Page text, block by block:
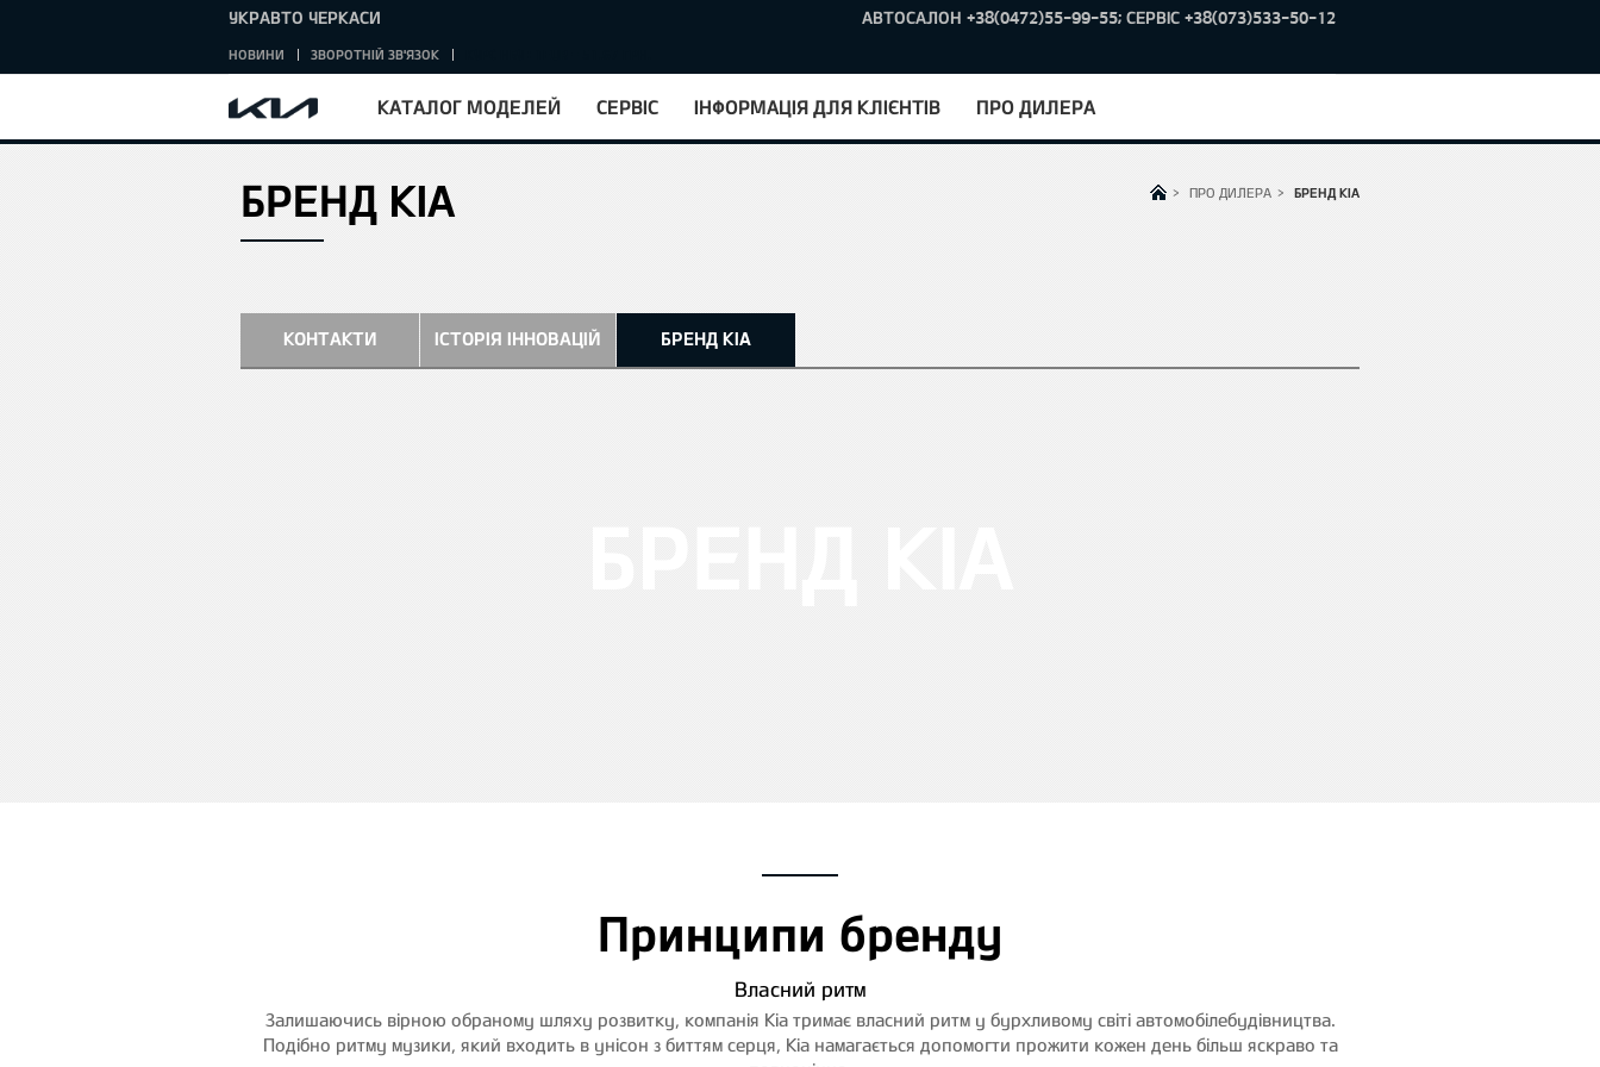
КАТАЛОГ МОДЕЛЕЙ СЕРВІС ІНФОРМАЦІЯ ДЛЯ КЛІЄНТІВ ПРО ДИЛЕРА
УКРАВТО ЧЕРКАСИ АВТОСАЛОН +38(0472)55-99-55; СЕРВІС +38(073)533-50-12
НОВИНИ ЗВОРОТНІЙ ЗВ'ЯЗОК
> ПРО ДИЛЕРА > БРЕНД KIA
БРЕНД KIA
КОНТАКТИ ІСТОРІЯ ІННОВАЦІЙ БРЕНД KIA
Принципи бренду
Власний ритм
Залишаючись вірною обраному шляху розвитку, компанія Kia тримає власний ритм у бурхливому світі автомобілебудівництва.
Подібно ритму музики, який входить в унісон з биттям серця, Kia намагається допомогти прожити кожен день більш яскраво та